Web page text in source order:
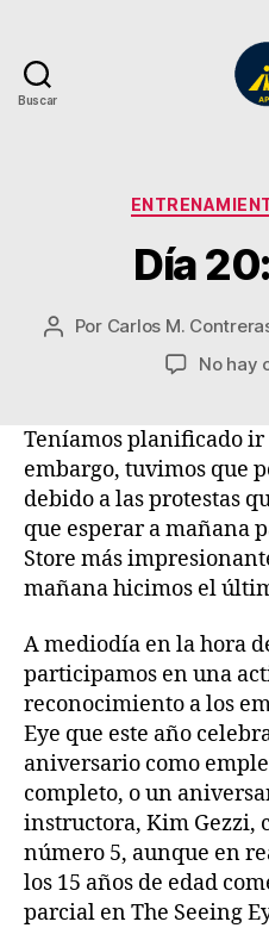
Buscar
Día
Autor
Por Carlos M.
No hay
Teníamos planificado ir
embargo, tuvimos que
debido a las protestas
que esperar a mañana
Store más
mañana hicimos el
A mediodía en la hora
participamos en una
reconocimiento a los
Eye que este año
aniversario como
completo, o un
instructora, Kim Gezzi,
número 5, aunque en
los 15 años de edad
parcial en The Seeing